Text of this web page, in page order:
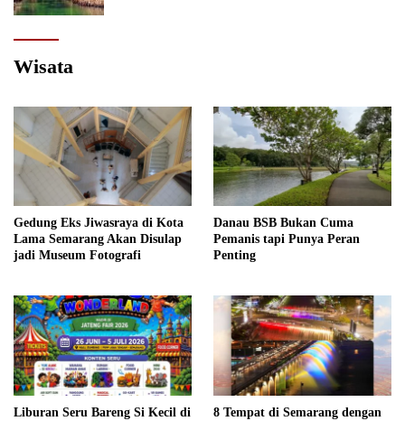
Wisata
Gedung Eks Jiwasraya di Kota
Lama Semarang Akan Disulap
jadi Museum Fotografi
Danau BSB Bukan Cuma
Pemanis tapi Punya Peran
Penting
Liburan Seru Bareng Si Kecil di
8 Tempat di Semarang dengan